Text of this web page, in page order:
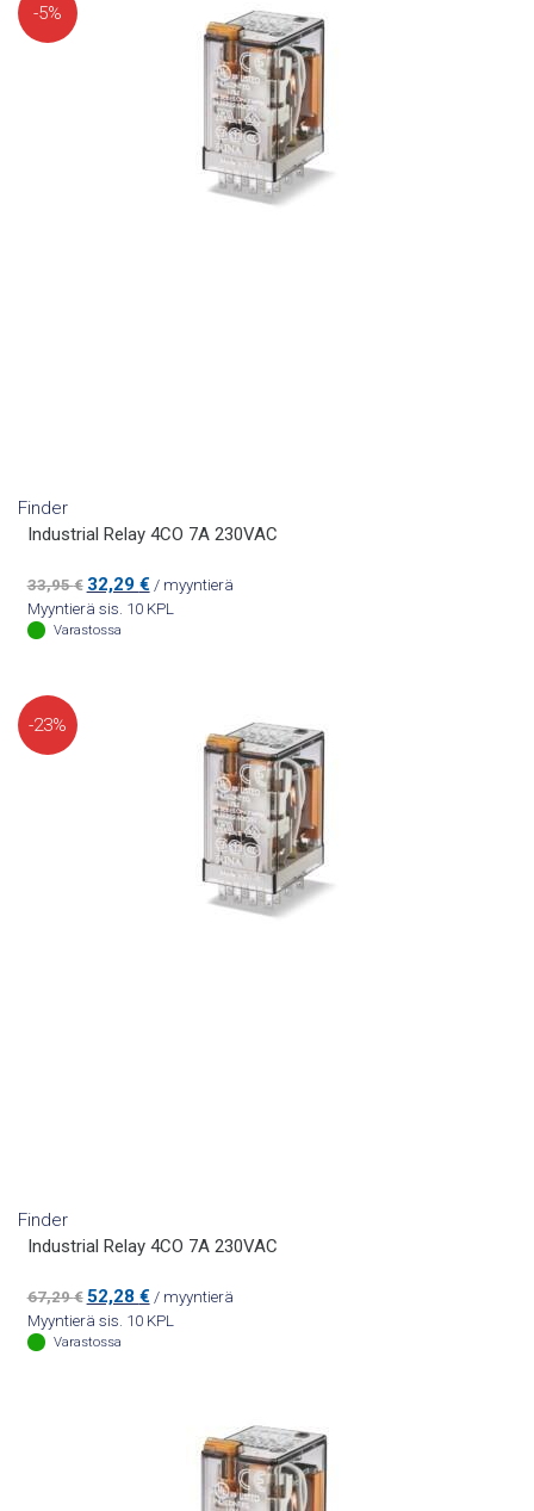
-5%
Finder
Industrial Relay 4CO 7A 230VAC
33,95€ Alkuperäinen
hinta
oli:
32,29 €Nykyinen
hinta
/ myyntierä
Myyntierä sis. 10 KPL
Varastossa
-23%
Finder
Industrial Relay 4CO 7A 230VAC
67,29€ Alkuperäinen
hinta
oli:
52,28 €Nykyinen
hinta
/ myyntierä
Myyntierä sis. 10 KPL
Varastossa